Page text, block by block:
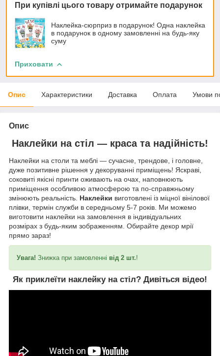
При купівлі цього товару отримайте подарунок
Наклейка-сюрприз в подарунок! Одна наклейка
в подарунок в одному замовленні на будь-яку
суму
Приховати
Опис Характеристики Доставка Оплата Умови
Опис
Наклейки на стіл — краса та надійність!
Наклейки на столи та меблі — сучасне, трендове, і головне,
дуже позитивне рішення у декоруванні приміщень! Яскраві,
соковиті якісні принти оживають на очах, наповнюють
приміщення особливою атмосферою та по-справжньому
змінюють реальність. Наклейки виготовлені із міцної вінілової
плівки, термін служби в середньому 5-7 років. Ми можемо
виготовити наклейки на замовлення в індивідуальних
розмірах з будь-яким зображенням. Обирайте декор мрії
прямо зараз!
Увага! Знижка при замовленні від 2 шт.!
Як приклеїти наклейку на стіл? Дивіться відео!